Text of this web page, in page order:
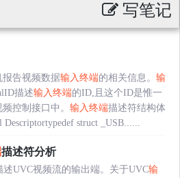
写笔记
告视频数据输入终端的相关信息。 输
描述输入终端的ID,且这个ID是惟一
控制接口中。 输入终端描述符结构体
struct _USB......
描述符分析
述UVC视频流的输出端。关于UVC输